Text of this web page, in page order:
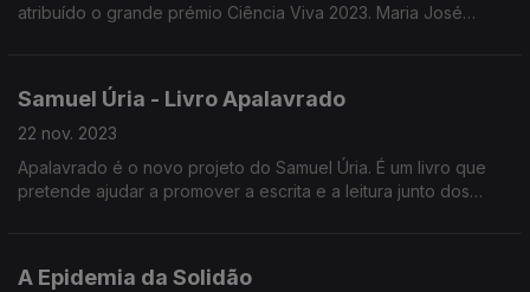
atribuído o grande prémio Ciência Viva 2023. Maria José
Samuel Úria - Livro Apalavrado
22 nov. 2023
Apalavrado é o novo projeto do Samuel Úria. É um livro que
pretende ajudar a promover a escrita e a leitura junto dos
A Epidemia da Solidão